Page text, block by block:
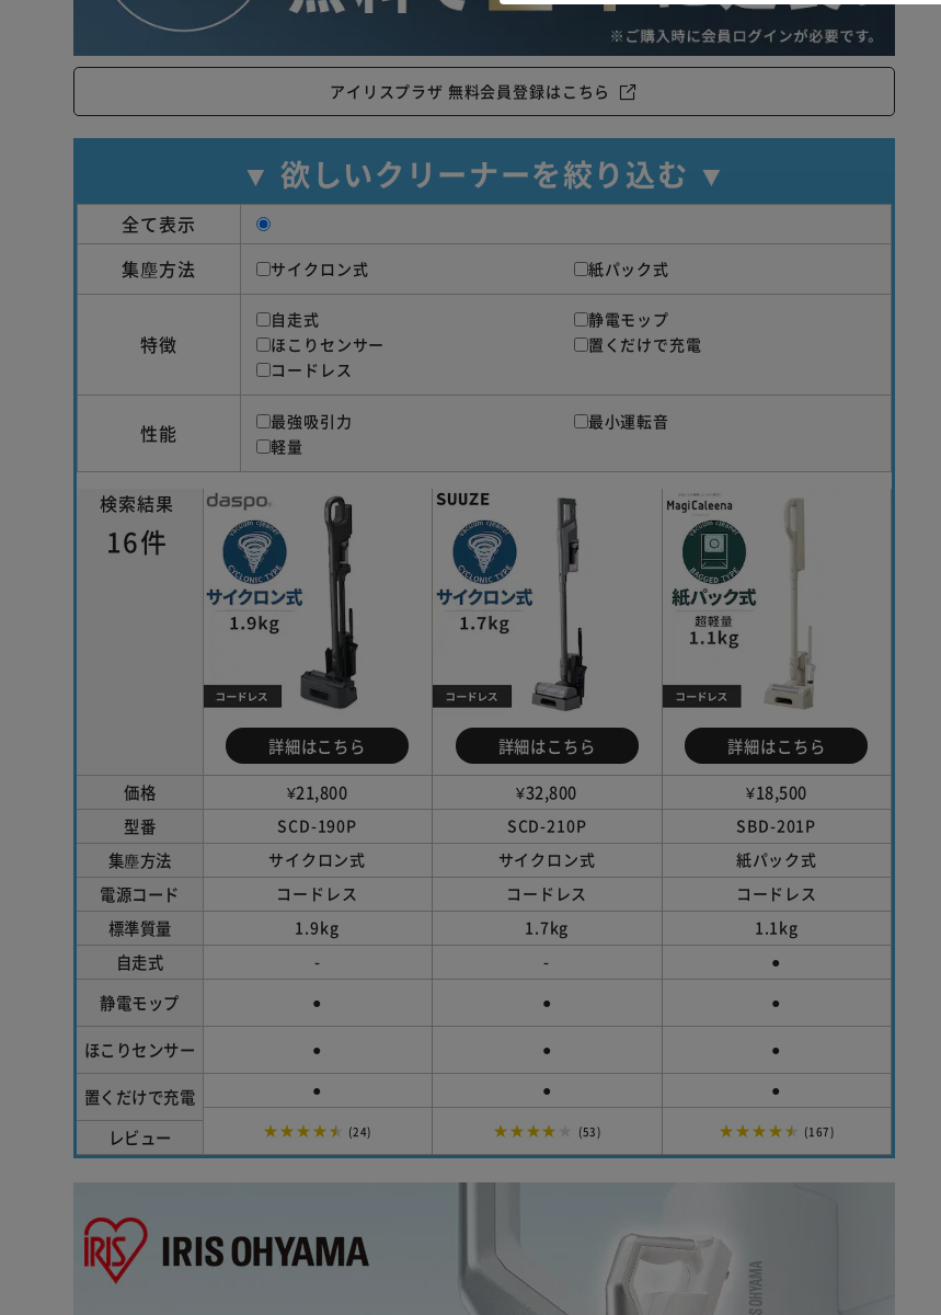
アイリスプラザ 無料会員登録はこちら
▼ 欲しいクリーナーを絞り込む ▼
全て表示
集塵方法
サイクロン式 紙パック式
特徴
自走式
静電モップ
ほこりセンサー
置くだけで充電
コードレス
性能 最強吸引力
最小運転音
軽量
価格
型番
集塵方法
電源コード
標準質量
自走式
静電モップ
ほこりセンサー
置くだけで充電
レビュー
詳細はこちら
¥21,800
SCD-190P
サイクロン式
コードレス
1.9kg
-
●
●
●
★★★★★
(24)
詳細はこちら
¥32,800
SCD-210P
サイクロン式
コードレス
1.7kg
-
●
●
●
★★★★★
(53)
詳細はこちら
¥18,500
SBD-201P
紙パック式
コードレス
1.1kg
●
●
●
●
★★★★★
(167)
検索結果
16件